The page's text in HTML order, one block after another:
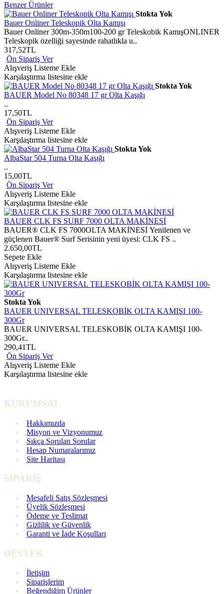
Benzer Ürünler
Stokta Yok
Bauer Onliner Teleskopik Olta Kamışı
Bauer Onliner 300m-350m100-200 gr Teleskobik KamışONLINER
Teleskopik özelliği sayesinde rahatlıkla u..
317,52TL
Ön Sipariş Ver
Alışveriş Listeme Ekle
Karşılaştırma listesine ekle
Stokta Yok
BAUER Model No 80348 17 gr Olta Kaşığı
..
17,50TL
Ön Sipariş Ver
Alışveriş Listeme Ekle
Karşılaştırma listesine ekle
Stokta Yok
AlbaStar 504 Turna Olta Kaşığı
..
15,00TL
Ön Sipariş Ver
Alışveriş Listeme Ekle
Karşılaştırma listesine ekle
BAUER CLK FS SURF 7000 OLTA MAKİNESİ
BAUER® CLK FS 7000OLTA MAKİNESİ Yenilenen ve
güçlenen Bauer® Surf Serisinin yeni üyesi: CLK FS ..
2.650,00TL
Sepete Ekle
Alışveriş Listeme Ekle
Karşılaştırma listesine ekle
Stokta Yok
BAUER UNIVERSAL TELESKOBİK OLTA KAMIŞI 100-
300Gr
BAUER UNIVERSAL TELESKOBİK OLTA KAMIŞI 100-
300Gr..
290,41TL
Ön Sipariş Ver
Alışveriş Listeme Ekle
Karşılaştırma listesine ekle
KURUMSAL
Hakkımızda
Misyon ve Vizyonumuz
Sıkça Sorulan Sorular
Hesap Numaralarımız
Site Haritası
SİPARİŞ
Mesafeli Satış Sözleşmesi
Üyelik Sözleşmesi
Ödeme ve Teslimat
Gizlilik ve Güvenlik
Garanti ve İade Koşulları
DESTEK
İletişim
Siparişlerim
Beğendiğim Ürünler